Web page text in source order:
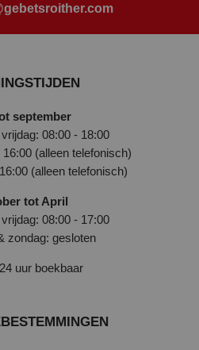
september
08:00 - 18:00
(alleen telefonisch)
(alleen telefonisch)
tot April
08:00 - 17:00
zondag: gesloten
uur boekbaar